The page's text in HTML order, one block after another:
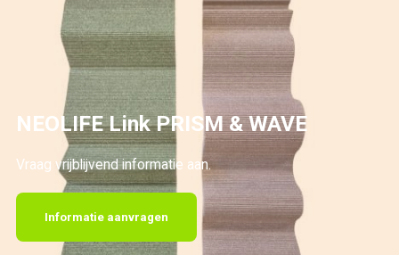
NEOLIFE Link PRISM & WAVE
Vraag vrijblijvend informatie aan.
Informatie aanvragen